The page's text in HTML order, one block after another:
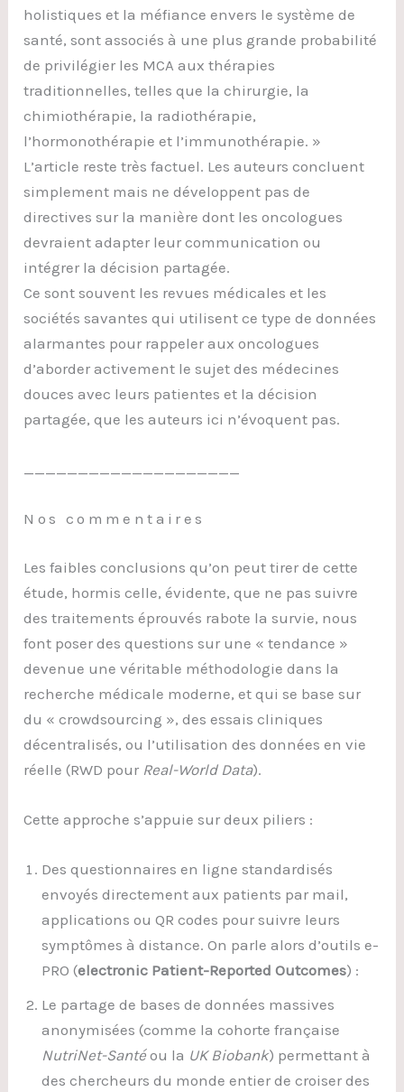
holistiques et la méfiance envers le système de
santé, sont associés à une plus grande probabilité
de privilégier les MCA aux thérapies
traditionnelles, telles que la chirurgie, la
chimiothérapie, la radiothérapie,
l’hormonothérapie et l’immunothérapie. »
L’article reste très factuel. Les auteurs concluent
simplement mais ne développent pas de
directives sur la manière dont les oncologues
devraient adapter leur communication ou
intégrer la décision partagée.
Ce sont souvent les revues médicales et les
sociétés savantes qui utilisent ce type de données
alarmantes pour rappeler aux oncologues
d’aborder activement le sujet des médecines
douces avec leurs patientes et la décision
partagée, que les auteurs ici n’évoquent pas.
Nos commentaires
Les faibles conclusions qu’on peut tirer de cette
étude, hormis celle, évidente, que ne pas suivre
des traitements éprouvés rabote la survie, nous
font poser des questions sur une « tendance »
devenue une véritable méthodologie dans la
recherche médicale moderne, et qui se base sur
du « crowdsourcing », des essais cliniques
décentralisés, ou l’utilisation des données en vie
réelle (RWD pour Real-World Data).
Cette approche s’appuie sur deux piliers :
Des questionnaires en ligne standardisés
envoyés directement aux patients par mail,
applications ou QR codes pour suivre leurs
symptômes à distance. On parle alors d’outils e-
PRO (electronic Patient-Reported Outcomes) :
Le partage de bases de données massives
anonymisées (comme la cohorte française
NutriNet-Santéou la UK Biobank) permettant à
des chercheurs du monde entier de croiser des